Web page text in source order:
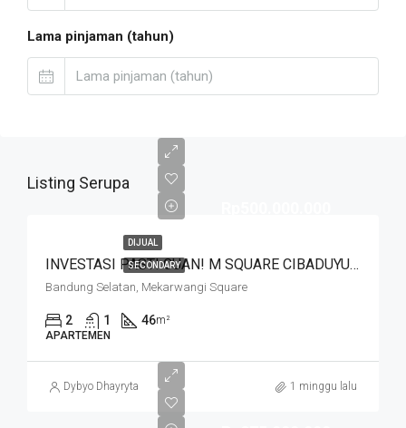
Lama pinjaman (tahun)
Listing Serupa
DIJUAL
SECONDARY INVESTASI PASTI CUAN! M SQUARE CIBADUYUT DEKAT MEKARWANGI
Bandung Selatan, Mekarwangi Square
2 1 46m²
APARTEMEN
Dybyo Dhayryta 1 minggu lalu